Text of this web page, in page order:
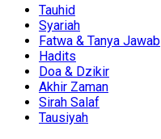
Tauhid
Syariah
Fatwa & Tanya Jawab
Hadits
Doa & Dzikir
Akhir Zaman
Sirah Salaf
Tausiyah